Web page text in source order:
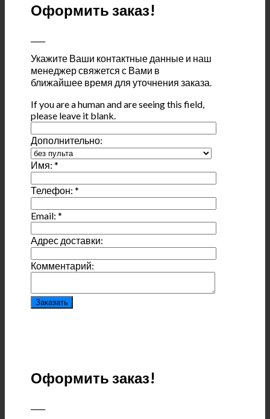
Оформить заказ!
Укажите Ваши контактные данные и наш
менеджер свяжется с Вами в
ближайшее время для уточнения заказа.
If you are a human and are seeing this field,
please leave it blank.
Дополнительно:
Имя:*
Телефон:*
Email:*
Адрес доставки:
Комментарий:
Оформить заказ!